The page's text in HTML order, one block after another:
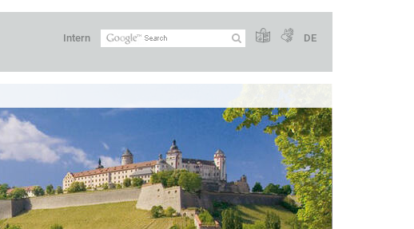
Intern DE